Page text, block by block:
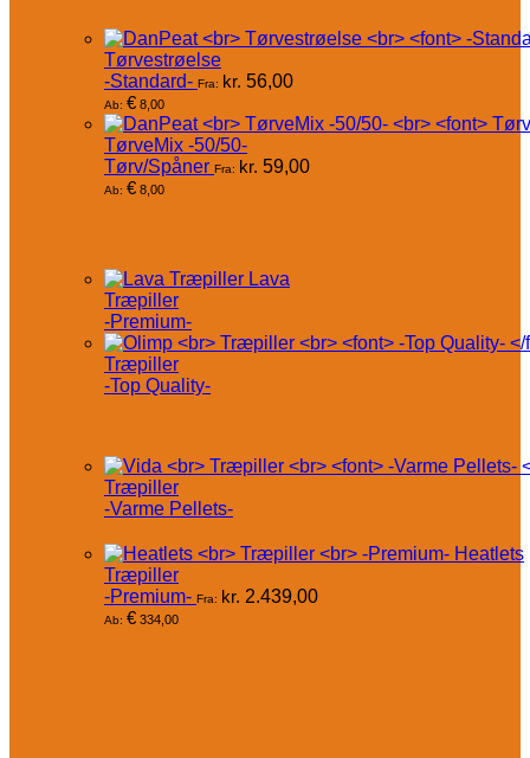
Tørvestrøelse
-Standard- Fra: kr. 56,00
Ab: € 8,00
TørveMix -50/50-
Tørv/Spåner Fra: kr. 59,00
Ab: € 8,00
Lava
Træpiller
-Premium-
Træpiller
-Top Quality-
Træpiller
-Varme Pellets-
Heatlets
Træpiller
-Premium- Fra: kr. 2.439,00
Ab: € 334,00